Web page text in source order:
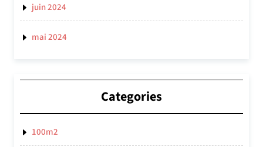
juin 2024
mai 2024
Categories
100m2